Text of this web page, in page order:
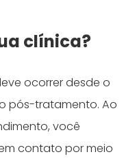
clínica?
ocorrer desde o
pós-tratamento. Ao
você
contato por meio